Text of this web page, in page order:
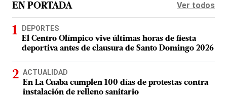
EN PORTADA Ver todos
DEPORTES
El Centro Olímpico vive últimas horas de fiesta
deportiva antes de clausura de Santo Domingo 2026
ACTUALIDAD
En La Cuaba cumplen 100 días de protestas contra
instalación de relleno sanitario